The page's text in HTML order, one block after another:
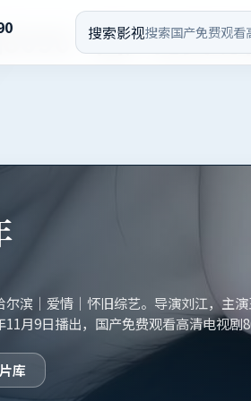
搜索影视
-国产免费观
尔滨｜爱情｜怀旧综艺。导演刘江，主
月9日播出，国产免费观看高清电视剧
库